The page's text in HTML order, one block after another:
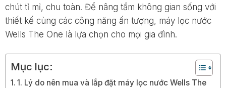
chút tỉ mỉ, chu toàn. Để nâng tầm không gian sống với
thiết kế cùng các công năng ấn tượng, máy lọc nước
Wells The One là lựa chọn cho mọi gia đình.
Mục lục:
1. Lý do nên mua và lắp đặt máy lọc nước Wells The